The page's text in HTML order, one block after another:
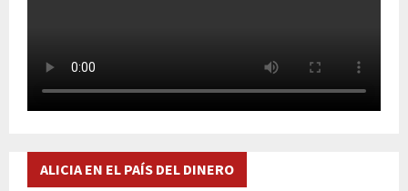
ALICIA EN EL PAÍS DEL DINERO